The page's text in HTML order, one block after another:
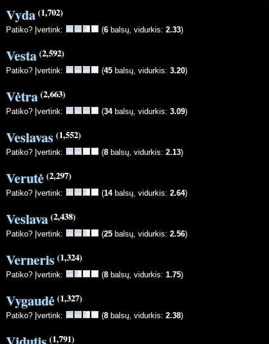
Vyda(1,702)
Patiko? Įvertink: (6 balsų, vidurkis: 2.33)
Vesta(2,592)
Patiko? Įvertink: (45 balsų, vidurkis: 3.20)
Vėtra(2,663)
Patiko? Įvertink: (34balsų, vidurkis: 3.09)
Veslavas(1,552)
Patiko? Įvertink: (8 balsų, vidurkis: 2.13)
Verutė(2,297)
Patiko? Įvertink: (14balsų, vidurkis: 2.64)
Veslava(2,438)
Patiko? Įvertink: (25 balsų, vidurkis: 2.56)
Verneris(1,324)
Patiko? Įvertink: (8 balsų, vidurkis: 1.75)
Vygaudė(1,327)
Patiko? Įvertink: (8 balsų, vidurkis: 2.38)
(1,791)